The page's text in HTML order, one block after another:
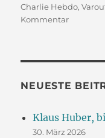
am
Charlie Hebdo,
Kommentarzu
NEUESTE
Klaus Huber,
30. März 2026